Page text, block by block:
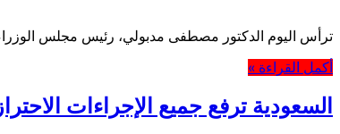
ترأس اليوم الدكتور مصطفى مدبولي، رئيس مجلس الوزراء،
أكمل القراءة »
السعودية ترفع جميع الإجراءات